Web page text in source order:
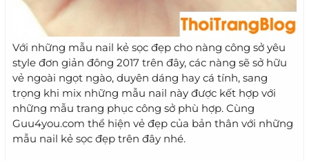
Với những mẫu nail kẻ sọc đẹp cho nàng công sở yêu
style đơn giản đông 2017 trên đây, các nàng sẽ sở hữu
vẻ ngoài ngọt ngào, duyên dáng hay cá tính, sang
trọng khi mix những mẫu nail này được kết hợp với
những mẫu trang phục công sở phù hợp. Cùng
Guu4you.com thể hiện vẻ đẹp của bản thân với những
mẫu nail kẻ sọc đẹp trên đây nhé.